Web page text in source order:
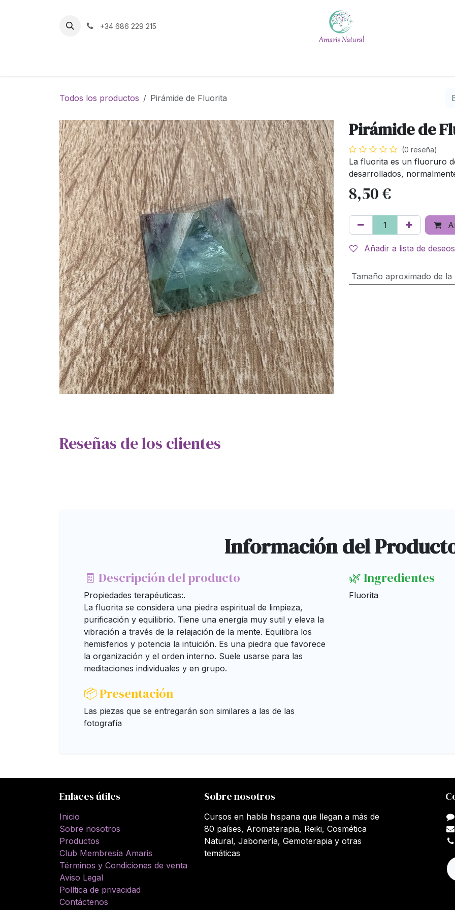
+34 686 229 215
Todos los productos Pirámide de Fluorita
Pirámide de
(0 reseña)
La fluorita es un fluoruro
desarrollados,
8,50€
Añadir a lista de deseos
Tamaño aproximado de la
Reseñas de los clientes
Información del
🧾 Descripción del producto
Propiedades terapéuticas:.
La fluorita se considera una piedra espiritual de limpieza,
purificación y equilibrio. Tiene una energía muy sutil y eleva la
vibración a través de la relajación de la mente. Equilibra los
hemisferios y potencia la intuición. Es una piedra que favorece
la organización y el orden interno. Suele usarse para las
meditaciones individuales y en grupo.
🌿 Ingredientes
Fluorita
📦 Presentación
Las piezas que se entregarán son similares a las de las
fotografí­a
Enlaces útiles
Inicio
Sobre nosotros
Productos
Club Membresía Amaris
Términos y Condiciones de venta
Aviso Legal
Política de privacidad
Contáctenos
Sobre nosotros
Cursos en habla hispana que llegan a más de
80 países, Aromaterapia, Reiki, Cosmética
Natural, Jabonería, Gemoterapia y otras
temáticas